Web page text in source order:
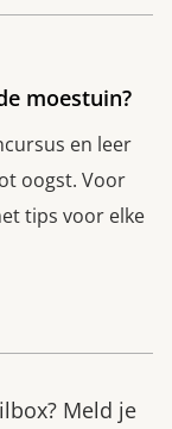
moestuin?
en leer
oogst. Voor
tips voor elke
Meld je